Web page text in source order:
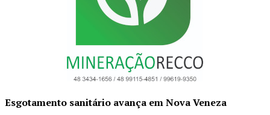
Esgotamento sanitário avança em Nova Veneza